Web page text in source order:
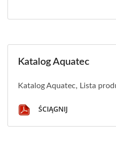
Katalog Aquatec
Katalog Aquatec, Lista
ŚCIĄGNIJ